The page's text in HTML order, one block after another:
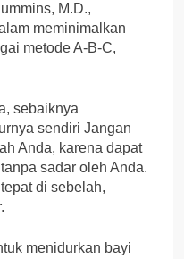
M.D.,
meminimalkan
metode A-B-C,
sebaiknya
sendiri Jangan
Anda, karena dapat
sadar oleh Anda.
di sebelah,
menidurkan bayi